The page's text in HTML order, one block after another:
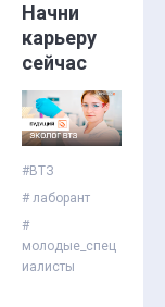
Начни
карьеру
сейчас
#ВТЗ
# лаборант
#
молодые_спец
иалисты